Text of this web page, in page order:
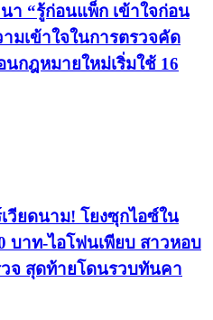
า “รู้ก่อนแพ็ก เข้าใจก่อน
มเข้าใจในการตรวจคัด
กฎหมายใหม่เริ่มใช้ 16
วียดนาม! โยงซุกไอซ์ใน
บาท-ไอโฟนเพียบ สาวหอบ
จ สุดท้ายโดนรวบทันคา